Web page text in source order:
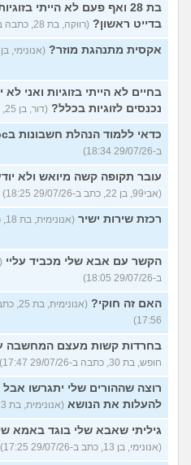
בת 28 ואף פעם לא הייתי
בדייט ראשון? (רווקה, בת 28, כתבה ב-03/08/26 15:23)
אקסית מתנהגת מוזר? (אנונימי, בן 33, כתב ב-03/08/26 15:14)
בחיים לא הייתי בזוגיות ואני לא
נכנסים לזוגיות בכלל? (דור, בן 25, כתב ב-29/07/26 18:43)
כדאי ללמוד הנהלת חשבונות בipc?
ב-29/07/26 18:34)
עובר תקופה קשה מיואש ולא
(אבי99, בן 22, כתב ב-29/07/26 18:25)
רכזת שירות ישיר (אנונימית, בת 18, כתבה ב-29/07/26 18:16)
הקשר עם אבא שלי מכביד עליי
ב-29/07/26 18:05)
האם זה חוקי?
17:56)
בחרדות קשות מעצם המחשבה
חופש, בת 30, כתבה ב-29/07/26 17:47)
רוצה שההורים שלי יתגרשו
להעלות את הנושא (אנונימית, בת 23, כתבה ב-29/07/26 17:36)
גיליתי שאבא שלי בוגד באמא
(אנונימי, בן 13, כתב ב-29/07/26 17:25)